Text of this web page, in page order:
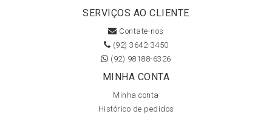
SERVIÇOS AO CLIENTE
Contate-nos
(92) 3642-3450
(92) 98188-6326
MINHA CONTA
Minha conta
Histórico de pedidos